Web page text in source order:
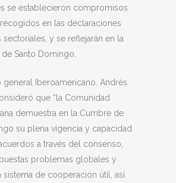
se establecieron compromisos
en las declaraciones
sectoriales, y se reflejarán en la
Santo Domingo.
general Iberoamericano, Andrés
que “la Comunidad
demuestra en la Cumbre de
su plena vigencia y capacidad
a través del consenso,
problemas globales y
sistema de cooperación útil, así